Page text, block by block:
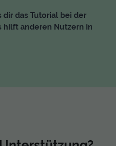
das Tutorial bei der
hilft anderen Nutzern in